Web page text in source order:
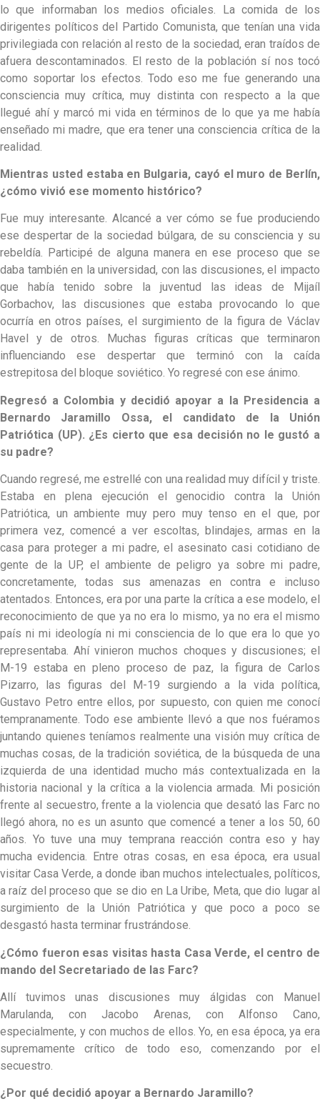
lo que informaban los medios oficiales. La comida de los
dirigentes políticos del Partido Comunista, que tenían una vida
privilegiada con relación al resto de la sociedad, eran traídos de
afuera descontaminados. El resto de la población sí nos tocó
como soportar los efectos. Todo eso me fue generando una
consciencia muy crítica, muy distinta con respecto a la que
llegué ahí y marcó mi vida en términos de lo que ya me había
enseñado mi madre, que era tener una consciencia crítica de la
realidad.
Mientras usted estaba en Bulgaria, cayó el muro de Berlín,
¿cómo vivió ese momento histórico?
Fue muy interesante. Alcancé a ver cómo se fue produciendo
ese despertar de la sociedad búlgara, de su consciencia y su
rebeldía. Participé de alguna manera en ese proceso que se
daba también en la universidad, con las discusiones, el impacto
que había tenido sobre la juventud las ideas de Mijaíl
Gorbachov, las discusiones que estaba provocando lo que
ocurría en otros países, el surgimiento de la figura de Václav
Havel y de otros. Muchas figuras críticas que terminaron
influenciando ese despertar que terminó con la caída
estrepitosa del bloque soviético. Yo regresé con ese ánimo.
Regresó a Colombia y decidió apoyar a la Presidencia a
Bernardo Jaramillo Ossa, el candidato de la Unión
Patriótica (UP). ¿Es cierto que esa decisión no le gustó a
su padre?
Cuando regresé, me estrellé con una realidad muy difícil y triste.
Estaba en plena ejecución el genocidio contra la Unión
Patriótica, un ambiente muy pero muy tenso en el que, por
primera vez, comencé a ver escoltas, blindajes, armas en la
casa para proteger a mi padre, el asesinato casi cotidiano de
gente de la UP, el ambiente de peligro ya sobre mi padre,
concretamente, todas sus amenazas en contra e incluso
atentados. Entonces, era por una parte la crítica a ese modelo, el
reconocimiento de que ya no era lo mismo, ya no era el mismo
país ni mi ideología ni mi consciencia de lo que era lo que yo
representaba. Ahí vinieron muchos choques y discusiones; el
M-19 estaba en pleno proceso de paz, la figura de Carlos
Pizarro, las figuras del M-19 surgiendo a la vida política,
Gustavo Petro entre ellos, por supuesto, con quien me conocí
tempranamente. Todo ese ambiente llevó a que nos fuéramos
juntando quienes teníamos realmente una visión muy crítica de
muchas cosas, de la tradición soviética, de la búsqueda de una
izquierda de una identidad mucho más contextualizada en la
historia nacional y la crítica a la violencia armada. Mi posición
frente al secuestro, frente a la violencia que desató las Farc no
llegó ahora, no es un asunto que comencé a tener a los 50, 60
años. Yo tuve una muy temprana reacción contra eso y hay
mucha evidencia. Entre otras cosas, en esa época, era usual
visitar Casa Verde, a donde iban muchos intelectuales, políticos,
a raíz del proceso que se dio en La Uribe, Meta, que dio lugar al
surgimiento de la Unión Patriótica y que poco a poco se
desgastó hasta terminar frustrándose.
¿Cómo fueron esas visitas hasta Casa Verde, el centro de
mando del Secretariado de las Farc?
Allí tuvimos unas discusiones muy álgidas con Manuel
Marulanda, con Jacobo Arenas, con Alfonso Cano,
especialmente, y con muchos de ellos. Yo, en esa época, ya era
supremamente crítico de todo eso, comenzando por el
secuestro.
¿Por qué decidió apoyar a Bernardo Jaramillo?